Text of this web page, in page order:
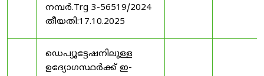
നമ്പർ.Trg 3-56519/2024
തീയതി:17.10.2025
ഡെപ്യൂട്ടേഷനിലുള്ള
ഉദ്യോഗസ്ഥർക്ക് ഇ-